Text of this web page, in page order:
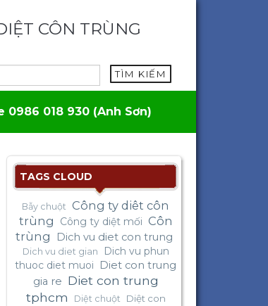
CÔN TRÙNG
TÌM KIẾM
0986 018 930 (Anh Sơn)
TAGS CLOUD
Bẫy chuột
Công ty diêt côn
trùng
Công ty diệt mối Côn
trùng
Dich vu diet con trung
Dich vu diet gian
Dich vu phun
thuoc diet muoi
Diet con trung
gia re Diet con trung
tphcm
Diệt chuột
Diệt con